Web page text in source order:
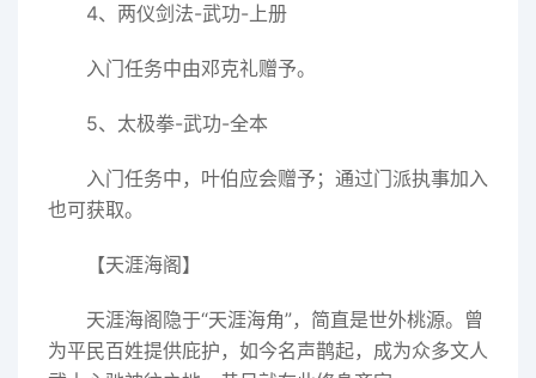
4、两仪剑法-武功-上册
入门任务中由邓克礼赠予。
5、太极拳-武功-全本
入门任务中，叶伯应会赠予；通过门派执事加入
也可获取。
【天涯海阁】
天涯海阁隐于“天涯海角”，简直是世外桃源。曾
为平民百姓提供庇护，如今名声鹊起，成为众多文人